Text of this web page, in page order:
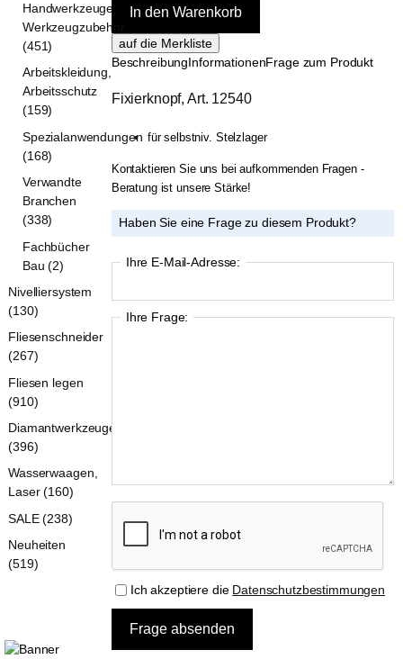
BeschreibungInformationenFrage zum Produkt
Fixierknopf, Art. 12540
für selbstniv. Stelzlager
Kontaktieren Sie uns bei aufkommenden Fragen -
Beratung ist unsere Stärke!
Haben Sie eine Frage zu diesem Produkt?
Ihre E-Mail-Adresse:
Ihre Frage:
Ich akzeptiere die Datenschutzbestimmungen
Handwerkzeuge,
Werkzeugzubehör
(451)
Arbeitskleidung,
Arbeitsschutz
(159)
Spezialanwendungen
(168)
Verwandte
Branchen
(338)
Fachbücher
Bau (2)
Nivelliersystem
(130)
Fliesenschneider
(267)
Fliesen legen
(910)
Diamantwerkzeuge
(396)
Wasserwaagen,
Laser (160)
SALE (238)
Neuheiten
(519)